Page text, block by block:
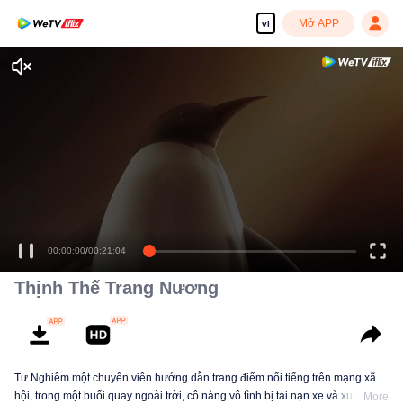
vi Mở APP
Tận hưởng những bộ phim truyền hình HD mượt mà
00:00:00/00:21:04
Thịnh Thế Trang Nương
Tư Nghiêm một chuyên viên hướng dẫn trang điểm nổi tiếng trên mạng xã
hội, trong một buổi quay ngoài trời, cô nàng vô tình bị tai nạn xe và xuyênMore